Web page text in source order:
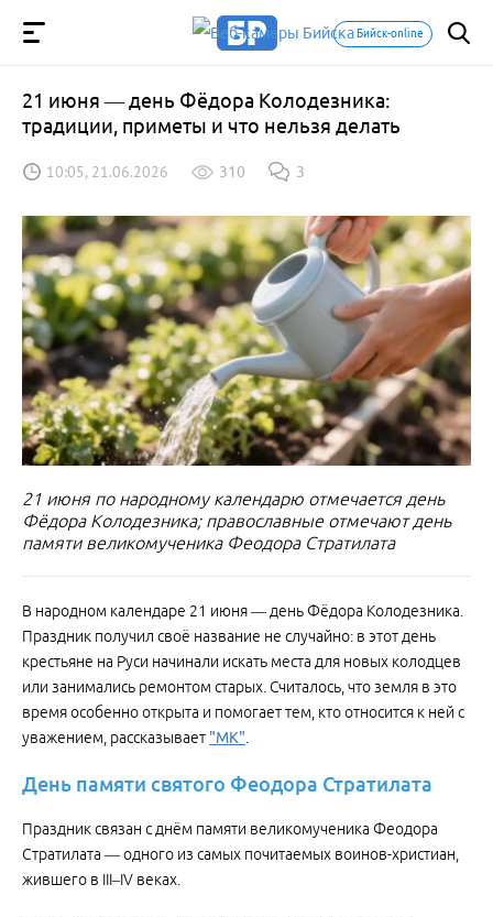
Бийск-online
21 июня — день Фёдора Колодезника:
традиции, приметы и что нельзя делать
10:05, 21.06.2026 310 3
21 июня по народному календарю отмечается день
Фёдора Колодезника; православные отмечают день
памяти великомученика Феодора Стратилата
В народном календаре 21 июня — день Фёдора Колодезника.
Праздник получил своё название не случайно: в этот день
крестьяне на Руси начинали искать места для новых колодцев
или занимались ремонтом старых. Считалось, что земля в это
время особенно открыта и помогает тем, кто относится к ней с
уважением, рассказывает "МК".
День памяти святого Феодора Стратилата
Праздник связан с днём памяти великомученика Феодора
Стратилата — одного из самых почитаемых воинов-христиан,
жившего в III–IV веках.